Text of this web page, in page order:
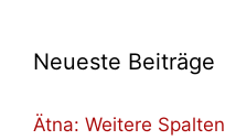
Neueste Beiträge
Ätna: Weitere